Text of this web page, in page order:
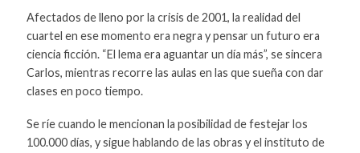
Afectados de lleno por la crisis de 2001, la realidad del
cuartel en ese momento era negra y pensar un futuro era
ciencia ficción. “El lema era aguantar un día más”, se sincera
Carlos, mientras recorre las aulas en las que sueña con dar
clases en poco tiempo.
Se ríe cuando le mencionan la posibilidad de festejar los
100.000 días, y sigue hablando de las obras y el instituto de